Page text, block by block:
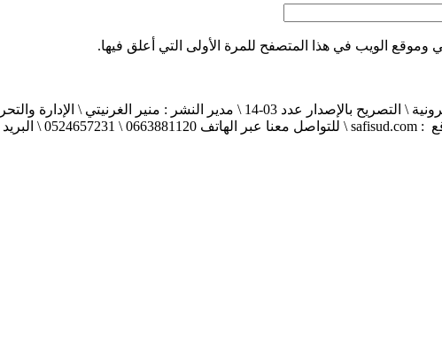
وموقع الويب في هذا المتصفح للمرة الأولى التي أعلق فيها.